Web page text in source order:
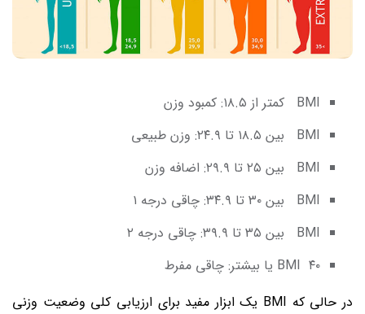
BMI کمتر از ۱۸.۵: کمبود وزن
BMI بین ۱۸.۵ تا ۲۴.۹: وزن طبیعی
BMI بین ۲۵ تا ۲۹.۹: اضافه وزن
BMI بین ۳۰ تا ۳۴.۹: چاقی درجه ۱
BMI بین ۳۵ تا ۳۹.۹: چاقی درجه ۲
BMI ۴۰ یا بیشتر: چاقی مفرط
در حالی که BMI یک ابزار مفید برای ارزیابی کلی وضعیت وزنی